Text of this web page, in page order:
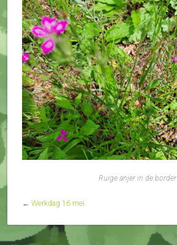
Ruige anjer in de border
← Werkdag 16 mei